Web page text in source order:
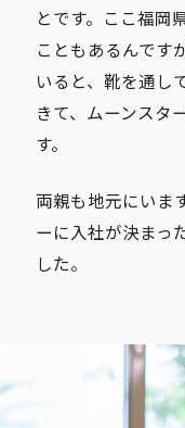
とです。ここ福岡
こともあるんです
いると、靴を通し
きて、ムーンスタ
す。
両親も地元にいま
ーに入社が決まっ
した。